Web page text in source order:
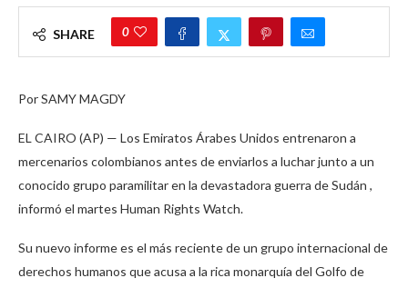
SHARE 0
Por SAMY MAGDY
EL CAIRO (AP) — Los Emiratos Árabes Unidos entrenaron a
mercenarios colombianos antes de enviarlos a luchar junto a un
conocido grupo paramilitar en la devastadora guerra de Sudán ,
informó el martes Human Rights Watch.
Su nuevo informe es el más reciente de un grupo internacional de
derechos humanos que acusa a la rica monarquía del Golfo de